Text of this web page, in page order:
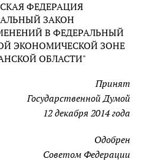
ФЕДЕРАЦИЯ
ЗАКОН
В ФЕДЕРАЛЬНЫЙ
ЭКОНОМИЧЕСКОЙ ЗОНЕ
ОБЛАСТИ"
Принят
Государственной Думой
12 декабря 2014 года
Одобрен
Советом Федерации